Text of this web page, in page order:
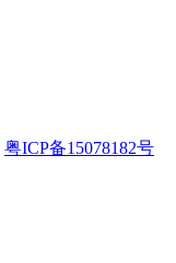
粤ICP备15078182号